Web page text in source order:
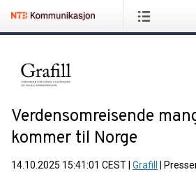
Verdensomreisende
kommer til Norge
14.10.2025 15:41:01 CEST Grafill